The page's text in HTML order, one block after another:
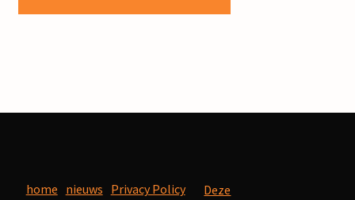
home nieuws Privacy Policy
Deze